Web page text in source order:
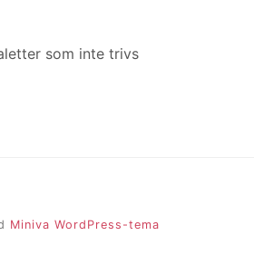
som inte trivs
Miniva WordPress-tema